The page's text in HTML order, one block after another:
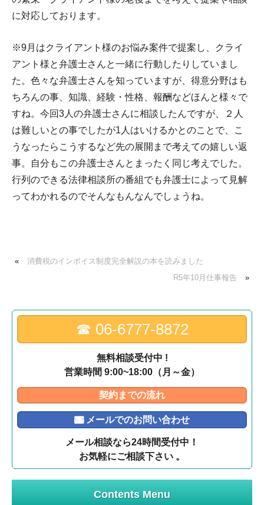
に対応しております。
※9月はクライアント様のお悩み案件で提案し、クライ
アント様と弁護士さんと一緒に行動したりしていまし
た。色々な弁護士さんを知っていますが、得意分野はも
ちろんの事、知識、経験・性格、報酬などほんと様々で
すね。今回3人の弁護士さんに相談したんですが、２人
は難しいとの事でしたが1人はいけるかとのことで、こ
うなったらこうするなど先の展開まで考えての嬉しい返
事。自分もこの弁護士さんとまったく同じ考えでした。
行列のできる法律相談所の番組でも弁護士によって見解
ってわかれるのでそんなもんなんでしょうね。
«
消費税のインボイス制度完全解説の本を読みました
R5年10月仕事報告
»
☎︎ 06-6777-8872
無料相談受付中 !
営業時間 9:00~18:00（月～金）
契約までの流れ
メールでのお問い合わせ
メール相談なら24時間受付中！
お気軽にご相談下さい 。
Contents Menu